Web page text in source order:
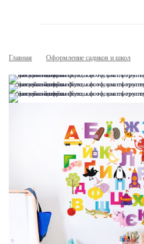
Главная Оформление садиков и школ